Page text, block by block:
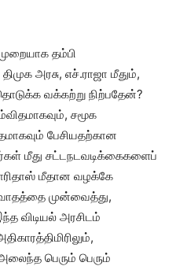
தம்பி
அரசு, எச்.ராஜா மீதும்,
வக்கற்று நிற்பதேன்?
சமூக
பேசியதற்கான
மீது சட்டநடவடிக்கைகளைப்
மீதான வழக்கே
முன்வைத்து,
விடியல் அரசிடம்
பெரும் பெரும்